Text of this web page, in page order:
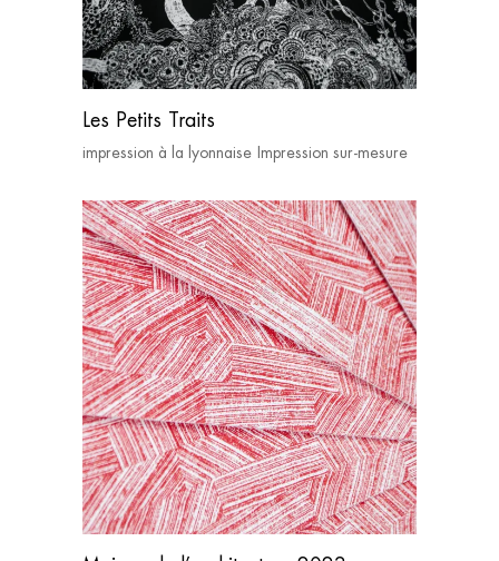
Les Petits Traits
impression à la lyonnaise Impression sur-mesure